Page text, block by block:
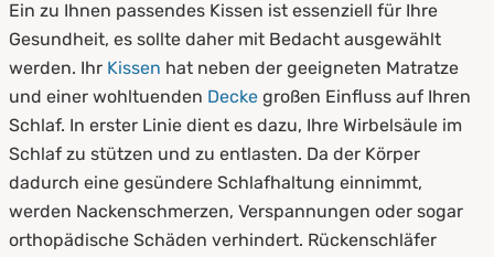
5. Kopfkissen von PROCAVE
Ein zu Ihnen passendes Kissen ist essenziell für Ihre
Gesundheit, es sollte daher mit Bedacht ausgewählt
werden. Ihr Kissen hat neben der geeigneten Matratze
und einer wohltuenden Decke großen Einfluss auf Ihren
Schlaf. In erster Linie dient es dazu, Ihre Wirbelsäule im
Schlaf zu stützen und zu entlasten. Da der Körper
dadurch eine gesündere Schlafhaltung einnimmt,
werden Nackenschmerzen, Verspannungen oder sogar
orthopädische Schäden verhindert. Rückenschläfer